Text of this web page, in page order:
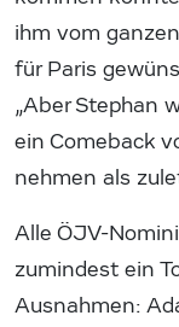
ihm vom
für Paris
„Aber Stephan
ein Comeback
nehmen als
Alle ÖJV-
zumindest ein
Ausnahmen: